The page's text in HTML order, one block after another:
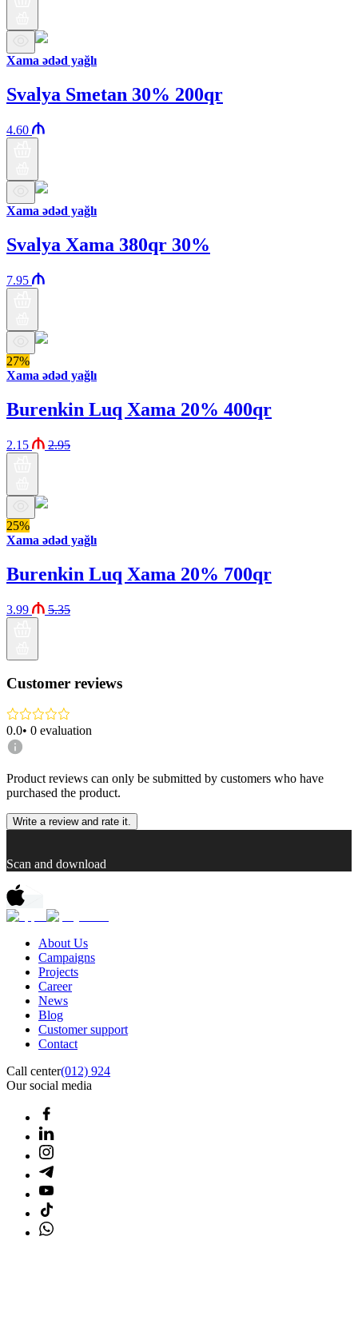
Xama ədəd yağlı
Svalya Smetan 30% 200qr
4.60
Xama ədəd yağlı
Svalya Xama 380qr 30%
7.95
27%
Xama ədəd yağlı
Burenkin Luq Xama 20% 400qr
2.15 2.95
25%
Xama ədəd yağlı
Burenkin Luq Xama 20% 700qr
3.99 5.35
Customer reviews
0.0• 0 evaluation
Product reviews can only be submitted by customers who have
purchased the product.
Write a review and rate it.
Scan and download
About Us
Campaigns
Projects
Career
News
Blog
Customer support
Contact
Call center(012) 924
Our social media